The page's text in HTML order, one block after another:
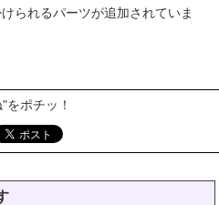
られるパーツが追加されていま
をポチッ！